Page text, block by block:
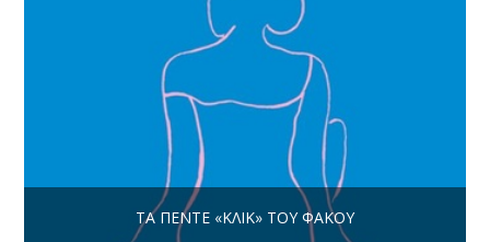
ΤΑ ΠΈΝΤΕ «ΚΛΙΚ» ΤΟΥ ΦΑΚΟΎ